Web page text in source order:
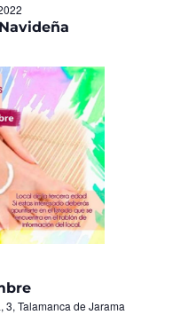
3, Talamanca de Jarama